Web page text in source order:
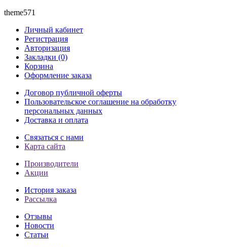
theme571
Личный кабинет
Регистрация
Авторизация
Закладки (0)
Корзина
Оформление заказа
Договор публичной оферты
Пользовательское соглашение на обработку
персональных данных
Доставка и оплата
Связаться с нами
Карта сайта
Производители
Акции
История заказа
Рассылка
Отзывы
Новости
Статьи